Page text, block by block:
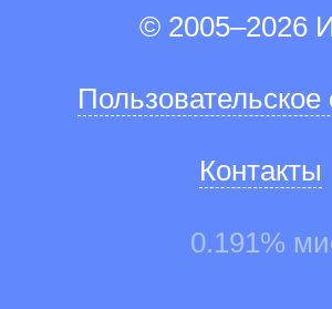
© 2005–2026
Контакты
0.191%